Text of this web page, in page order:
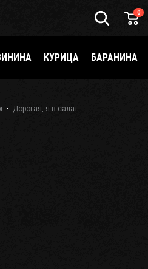
0
КУРИЦА БАРАНИНА
Дорогая, я в салат